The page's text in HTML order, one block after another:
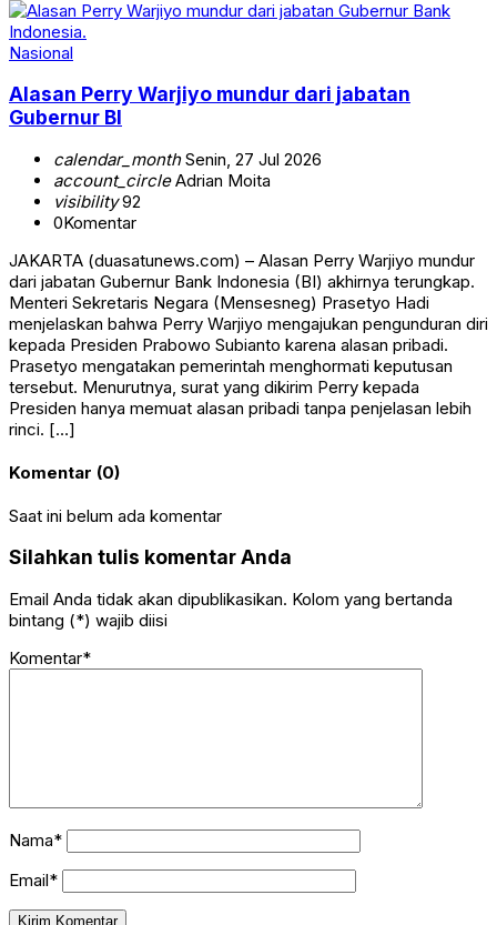
Nasional
Alasan Perry Warjiyo mundur dari jabatan
Gubernur BI
calendar_monthSenin, 27 Jul 2026
account_circleAdrian Moita
visibility92
0Komentar
JAKARTA (duasatunews.com) – Alasan Perry Warjiyo mundur
dari jabatan Gubernur Bank Indonesia (BI) akhirnya terungkap.
Menteri Sekretaris Negara (Mensesneg) Prasetyo Hadi
menjelaskan bahwa Perry Warjiyo mengajukan pengunduran diri
kepada Presiden Prabowo Subianto karena alasan pribadi.
Prasetyo mengatakan pemerintah menghormati keputusan
tersebut. Menurutnya, surat yang dikirim Perry kepada
Presiden hanya memuat alasan pribadi tanpa penjelasan lebih
rinci. […]
Komentar (0)
Saat ini belum ada komentar
Silahkan tulis komentar Anda
Email Anda tidak akan dipublikasikan. Kolom yang bertanda
bintang (*) wajib diisi
Komentar*
Nama*
Email*